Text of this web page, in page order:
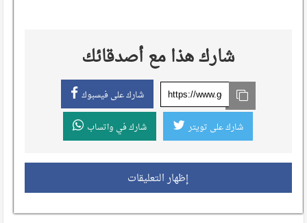
شارك هذا مع أصدقائك
شارك على فيسبوك
شارك على تويتر شارك في واتساب
إظهار التعليقات